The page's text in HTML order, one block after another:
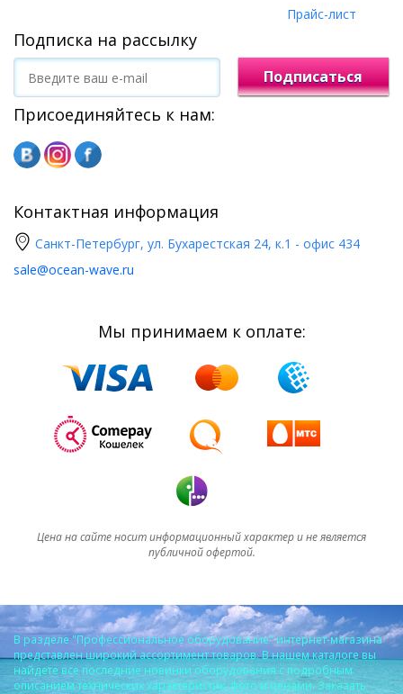
Прайс-лист
Подписка на рассылку
Подписаться
Присоединяйтесь к нам:
Контактная информация
Санкт-Петербург, ул. Бухарестская 24, к.1 - офис 434
sale@ocean-wave.ru
Мы принимаем к оплате:
Цена на сайте носит информационный характер и не является
публичной офертой.
В разделе "Профессиональное оборудование" интернет-магазина
представлен широкий ассортимент товаров. В нашем каталоге вы
найдете все последние новинки оборудования с подробным
описанием технических характеристик, фото и ценами. Заказать